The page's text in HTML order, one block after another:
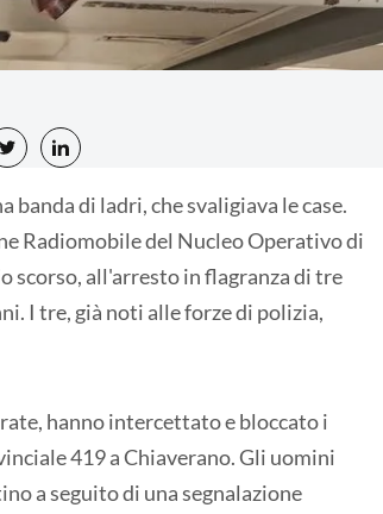
banda di ladri, che svaligiava le case.
Radiomobile del Nucleo Operativo di
scorso, all'arresto in flagranza di tre
I tre, già noti alle forze di polizia,
hanno intercettato e bloccato i
419 a Chiaverano. Gli uomini
a seguito di una segnalazione